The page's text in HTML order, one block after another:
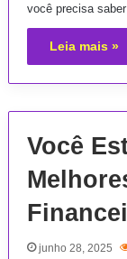
você precisa
Leia mais »
Você
junho 28, 2025